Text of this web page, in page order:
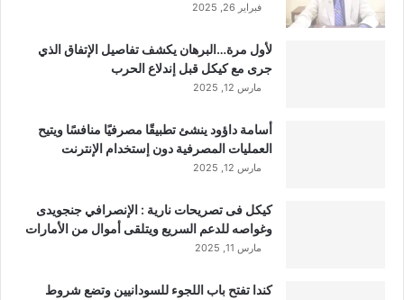
فبراير 26, 2025
لأول مرة…البرهان يكشف تفاصيل الإتفاق الذي
جرى مع كيكل قبل إندلاع الحرب
مارس 12, 2025
أسامة داؤود ينشئ تطبيقًا مصرفيًا منافسًا ويتيح
العمليات المصرفية دون إستخدام الإنترنت
مارس 12, 2025
كيكل فى تصريحات نارية : الإنصرافي جنجويدى
وغواصه للدعم السريع ويتلقى أموال من الأمارات
مارس 11, 2025
كندا تفتح باب اللجوء للسودانيين وتضع شروط